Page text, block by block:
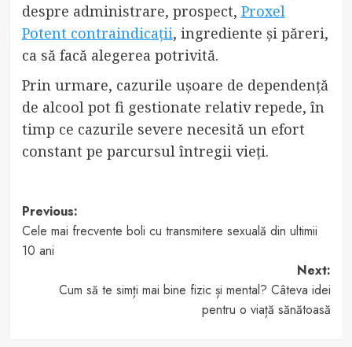
despre administrare, prospect, Proxel
Potent contraindicații, ingrediente și păreri,
ca să facă alegerea potrivită.
Prin urmare, cazurile ușoare de dependență
de alcool pot fi gestionate relativ repede, în
timp ce cazurile severe necesită un efort
constant pe parcursul întregii vieți.
Post
navigation
Previous:
Cele mai frecvente boli cu transmitere sexuală din ultimii
10 ani
Next:
Cum să te simți mai bine fizic și mental? Câteva idei
pentru o viață sănătoasă